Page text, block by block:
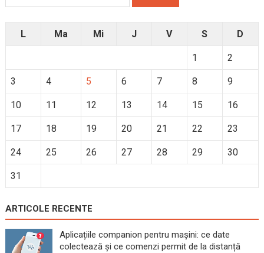
L Ma Mi J V S D
1 2
3 4 5 6 7 8 9
10 11 12 13 14 15 16
17 18 19 20 21 22 23
24 25 26 27 28 29 30
31
ARTICOLE RECENTE
Aplicațiile companion pentru mașini: ce date
colectează și ce comenzi permit de la distanță